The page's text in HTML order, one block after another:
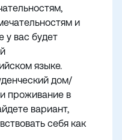
и
у вас будет
языке.
дом/
проживание в
вариант,
себя как